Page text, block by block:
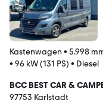
Kastenwagen • 5.998
• 96 kW (131 PS) • Diesel
BCC BEST CAR &
97753 Karlstadt